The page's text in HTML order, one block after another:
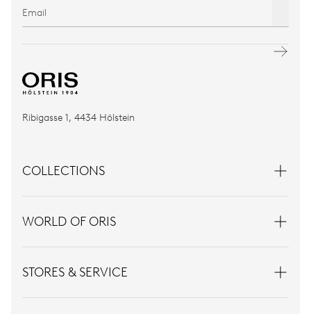
Ribigasse 1, 4434 Hölstein
COLLECTIONS
WORLD OF ORIS
STORES & SERVICE